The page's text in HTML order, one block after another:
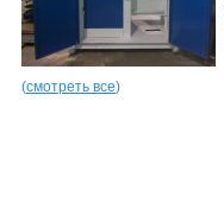
(смотреть все)